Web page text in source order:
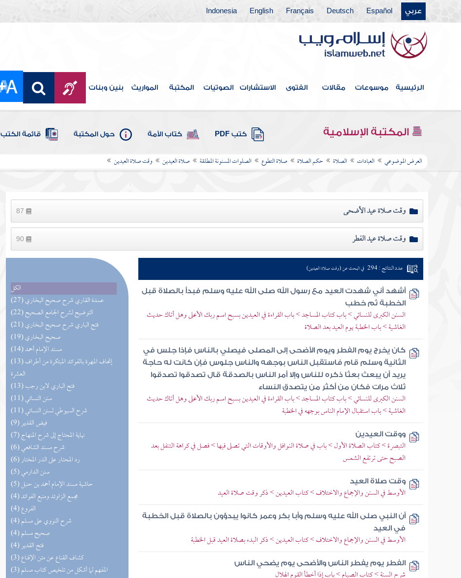
عربي Español
Deutsch
Français
English
Indonesia
الرئيسية موسوعات مقالات الفتوى الاستشارات الصوتيات المكتبة المواريث بنين وبنات
المكتبة الإسلامية كتب PDF كتاب الأمة حول المكتبة قائمة الكتب
العرض الموضوعي العبادات الصلاة حكم الصلاة صلاة التطوع الصلوات المسنونة المطلقة صلاة العيدين وقت صلاة العيدين
وقت صلاة عيد الأضحى
وقت صلاة عيد الفطر
الكل
(27) عمدة القاري شرح صحيح البخاري
(22) التوضيح لشرح الجامع الصحيح
(21) فتح الباري شرح صحيح البخاري
(19) صحيح البخاري
(14) مسند الإمام أحمد
(13) إتحاف المهرة بالفوائد المبتكرة من أطراف
العشرة
(13) فتح الباري لابن رجب
(11) سنن النسائي
(11) شرح السيوطي لسنن النسائي
(9) فيض القدير
(7) نهاية المحتاج إلى شرح المنهاج
(6) شرح مسند الشافعي
(6) رد المحتار على الدر المختار
(5) سنن الدارمي
(5) حاشية مسند الإمام أحمد بن حنبل
(4) مجمع الزاوئد ومنبع الفوائد
(4) الفروع
(4) شرح النووي على مسلم
(4) صحيح مسلم
(4) فتح القدير
(3) كشاف القناع عن متن الإقناع
(3) المفهم لما أشكل من تلخيص كتاب مسلم
عدد النتائج : 294 في البحث عن (وقت صلاة العيدين)
أشهد أني شهدت العيد مع رسول الله صلى الله عليه وسلم فبدأ بالصلاة قبل
الخطبة ثم خطب
السنن الكبرى للنسائي > باب كتاب المساجد > باب القراءة في العيدين بسبح اسم ربك الأعلى وهل أتاك حديث
الغاشية > باب الخطبة يوم العيد بعد الصلاة
كان يخرج يوم الفطر ويوم الأضحى إلى المصلى فيصلي بالناس فإذا جلس في
الثانية وسلم قام فاستقبل الناس بوجهه والناس جلوس فإن كانت له حاجة
يريد أن يبعث بعثا ذكره للناس وإلا أمر الناس بالصدقة قال تصدقوا تصدقوا
ثلاث مرات فكان من أكثر من يتصدق النساء
السنن الكبرى للنسائي > باب كتاب المساجد > باب القراءة في العيدين بسبح اسم ربك الأعلى وهل أتاك حديث
الغاشية > باب استقبال الإمام الناس بوجهه في الخطبة
ووقت العيدين
التبصرة > كتاب الصلاة الأول > باب في صلاة النوافل والأوقات التي تصلى فيها > فصل في كراهة التنفل بعد
الصبح حتى ترتفع الشمس
وقت صلاة العيد
الأوسط في السنن والإجماع والاختلاف > كتاب العيدين > ذكر وقت صلاة العيد
أن النبي صلى الله عليه وسلم وأبا بكر وعمر كانوا يبدؤون بالصلاة قبل الخطبة
في العيد
الأوسط في السنن والإجماع والاختلاف > كتاب العيدين > ذكر البدء بصلاة العيد قبل الخطبة
الفطر يوم يفطر الناس والأضحى يوم يضحي الناس
شرح السنة > كتاب الصيام > باب إذا أخطأ القوم الهلال